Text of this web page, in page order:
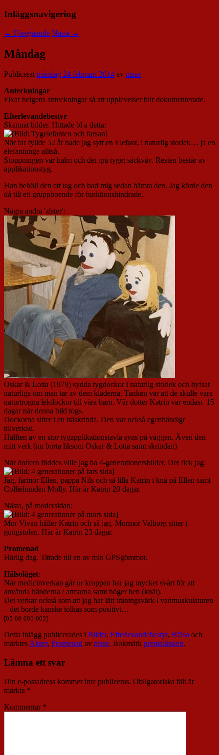
Inläggsnavigering
← Föregående Nästa →
Måndag
Publiceratmåndag 24 februari 2014 av nisse
Anteckningar
Fixar helgens anteckningar så att upplevelser blir dokumenterade.
Efterlevandebestyr
Skannat bilder. Hittade bl a detta:
När far fyllde 52 år hade jag sytt en Elefant, i naturlig storlek… ja en
elefantunge alltså.
Stoppningen var halm och det grå tyget säckväv. Resten består av
applikationstyg.
Han behöll den ett tag och bad mig sedan hämta den. Jag körde den
då till ett gruppboende för funktionshindrade.
Några andra 'alster':
Oskar & Lotta (1979) sydda tygdockor i naturlig storlek och hyfsat
naturliga om man tar av dem kläderna. Tanken var att de skulle vara
naturtrogna lekdockor till våra barn. Vår dotter Katrin var endast 15
dagar när denna bild togs.
Dockorna sitter i en träskrinda. Den var också egenhändigt
tillverkad.
Hälften av en stor tygapplikationstavla syns på väggen. Även den
mitt verk (nu borta liksom Oskar & Lotta samt skrindan)
När dottern föddes ville jag ha 4-generationersbilder. Det fick jag:
Jag, farmor Ellen, pappa Nils och så lilla Katrin i knä på Ellen samt
Colliehunden Molly. Här är Katrin 20 dagar.
Nästa, på modersidan:
Mor Vivan håller Katrin och så jag. Mormor Valborg sitter i
gungstolen. Här är Katrin 23 dagar.
Promenad
Härlig dag. Tittade till en av min GPSgömmor.
Hälsoläget:
När medicinverkan går ur kroppen har jag mycket svårt för att
använda händerna / armarna samt höger ben (knät).
Det verkar också som att jag har lätt träningsvärk i vadmuskulaturen
– det borde kanske tolkas som positivt…
[05-08-005-005]
Detta inlägg publicerades i Bilder, Efterlevandebestyr, Hälsa och
märktesAlster, Promenad av nisse. Bokmärk permalänken.
Lämna ett svar
Din e-postadress kommer inte publiceras. Obligatoriska fält är
märkta *
Kommentar *